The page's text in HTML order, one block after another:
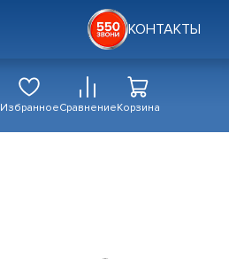
КОНТАКТЫ
ИзбранноеСравнениеКорзина